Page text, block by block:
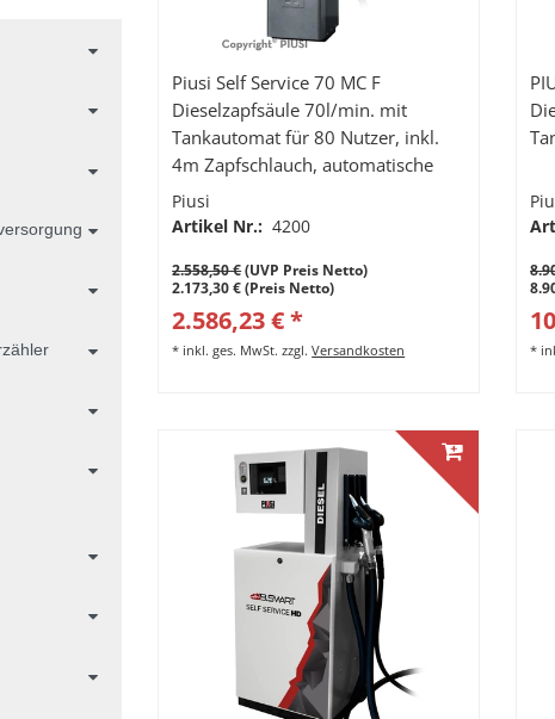
Piusi Self Service 70 MC F
Dieselzapfsäule 70l/min. mit
Tankautomat für 80 Nutzer, inkl.
4m Zapfschlauch, automatische
Zapfpistole
Piusi
Artikel Nr.: 4200
2.558,50 €(UVP Preis Netto)
2.173,30 € (Preis Netto)
2.586,23 € *
* inkl. ges. MwSt. zzgl.Versandkosten *